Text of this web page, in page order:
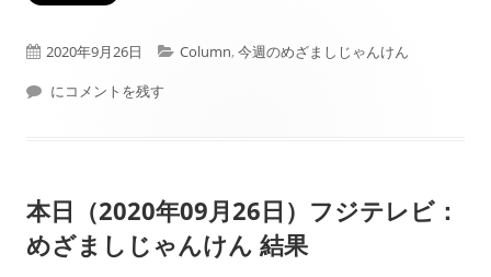
公
開
2020年9月26日
カ
ー
Column, 今週のめざましじゃんけん
2020年09月21日週 フジテレビ： めざましじゃんけん 結果
にコメントを残す
本日（2020年09月26日）フジテレビ：
めざましじゃんけん 結果